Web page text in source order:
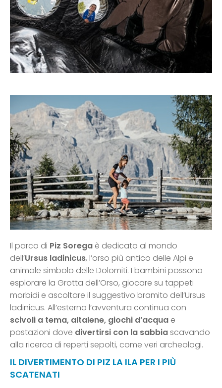
Il parco di Piz Sorega è dedicato al mondo
dell’Ursus ladinicus, l’orso più antico delle Alpi e
animale simbolo delle Dolomiti. I bambini possono
esplorare la Grotta dell’Orso, giocare su tappeti
morbidi e ascoltare il suggestivo bramito dell’Ursus
ladinicus. All’esterno l’avventura continua con
scivoli a tema, altalene, giochi d’acqua e
postazioni dove divertirsi con la sabbiascavando
alla ricerca di reperti sepolti, come veri archeologi.
IL DIVERTIMENTO DI PIZ LA ILA PER I PIÙ
SCATENATI